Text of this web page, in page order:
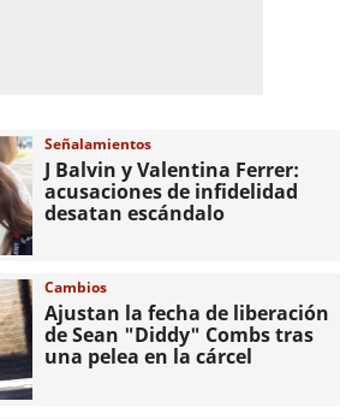
Señalamientos
J Balvin y Valentina Ferrer:
acusaciones de infidelidad
desatan escándalo
Cambios
Ajustan la fecha de liberación
de Sean "Diddy" Combs tras
una pelea en la cárcel